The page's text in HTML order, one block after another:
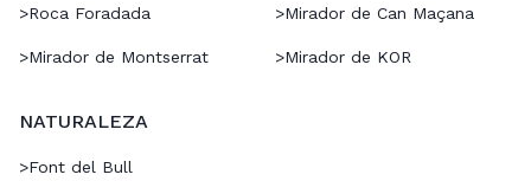
>Roca Foradada >Mirador de Can Maçana
>Mirador de Montserrat >Mirador de KOR
NATURALEZA
>Font del Bull